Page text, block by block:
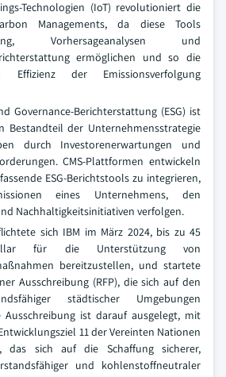
Technologien (IoT) revolutioniert die
Managements, da diese Tools
Vorhersageanalysen und
ermöglichen und so die
Effizienz der Emissionsverfolgung
Governance-Berichterstattung (ESG) ist
Bestandteil der Unternehmensstrategie
durch Investorenerwartungen und
CMS-Plattformen entwickeln
ESG-Berichtstools zu integrieren,
eines Unternehmens, den
Nachhaltigkeitsinitiativen verfolgen.
sich IBM im März 2024, bis zu 45
für die Unterstützung von
bereitzustellen, und startete
Ausschreibung (RFP), die sich auf den
städtischer Umgebungen
Ausschreibung ist darauf ausgelegt, mit
11 der Vereinten Nationen
das sich auf die Schaffung sicherer,
und kohlenstoffneutraler